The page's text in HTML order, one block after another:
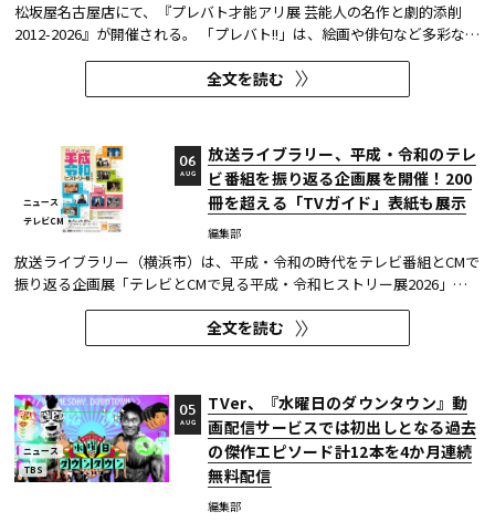
松坂屋名古屋店にて、『プレバト才能アリ展 芸能人の名作と劇的添削
2012-2026』が開催される。 「プレバト!!」は、絵画や俳句など多彩な芸
術ジャンルに芸能人が挑戦し、その作品を超一流の講師陣が才能アリ/ナ
シで厳しく査定する教養バラエティー番組だ。 本展では、定番ジャンル
の俳句・水彩画から、大漁旗や黒板アートといった巨大作品...
全文を読む
ニュース
テレビCM
放送ライブラリー、平成・令和のテレ
ビ番組を振り返る企画展を開催！200
冊を超える「TVガイド」表紙も展示
編集部
06
AUG
放送ライブラリー（横浜市）は、平成・令和の時代をテレビ番組とCMで
振り返る企画展「テレビとCMで見る平成・令和ヒストリー展2026」を8
月7日～9月27日に開催する。
全文を読む
ニュース
TBS
TVer、『水曜日のダウンタウン』動
画配信サービスでは初出しとなる過去
の傑作エピソード計12本を4か月連続
無料配信
編集部
05
AUG